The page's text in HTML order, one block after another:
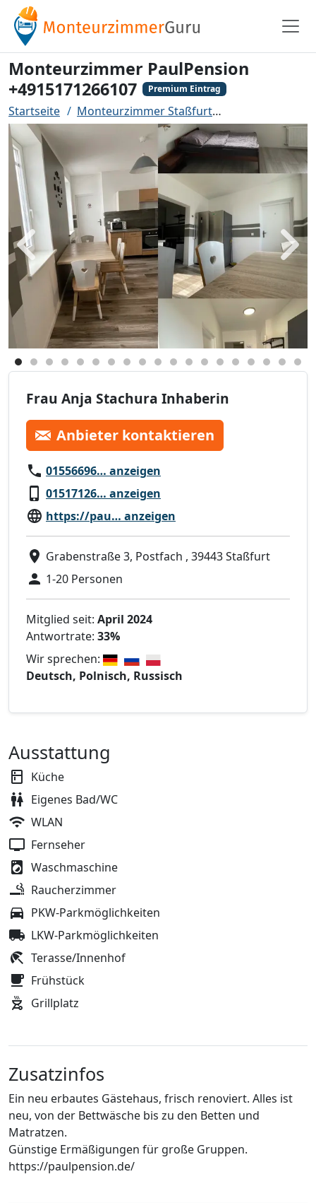
Monteurzimmer PaulPension
+4915171266107
Premium Eintrag
Startseite Monteurzimmer Staßfurt
Zurück
Frau Anja Stachura Inhaberin
Anbieter kontaktieren
01556696… anzeigen
01517126… anzeigen
https://pau… anzeigen
Grabenstraße 3, Postfach , 39443 Staßfurt
1-20 Personen
Mitglied seit: April 2024
Antwortrate: 33%
Wir sprechen:
Deutsch, Polnisch, Russisch
Ausstattung
Küche
Eigenes Bad/WC
WLAN
Fernseher
Waschmaschine
Raucherzimmer
PKW-Parkmöglichkeiten
LKW-Parkmöglichkeiten
Terasse/Innenhof
Frühstück
Grillplatz
Zusatzinfos
Ein neu erbautes Gästehaus, frisch renoviert. Alles ist
neu, von der Bettwäsche bis zu den Betten und
Matratzen.
Günstige Ermäßigungen für große Gruppen.
https://paulpension.de/